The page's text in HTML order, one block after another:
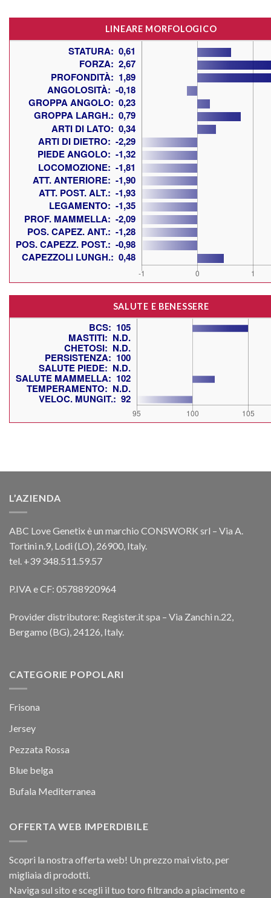
LINEARE MORFOLOGICO
SALUTE E BENESSERE
L’AZIENDA
ABC Love Genetix è un marchio CONSWORK srl – Via A.
Tortini n.9, Lodi (LO), 26900, Italy.
tel. +39 348.511.59.57
P.IVA e CF: 05788920964
Provider distributore: Register.it spa – Via Zanchi n.22,
Bergamo (BG), 24126, Italy.
CATEGORIE POPOLARI
Frisona
Jersey
Pezzata Rossa
Blue belga
Bufala Mediterranea
OFFERTA WEB IMPERDIBILE
Scopri la nostra offerta web! Un prezzo mai visto, per
migliaia di prodotti.
Naviga sul sito e scegli il tuo toro filtrando a piacimento e